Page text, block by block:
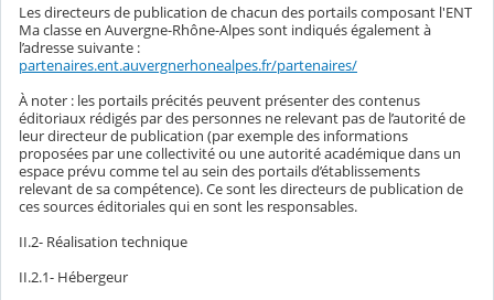
Les directeurs de publication de chacun des portails composant l'ENT
Ma classe en Auvergne-Rhône-Alpes sont indiqués également à
l’adresse suivante :
partenaires.ent.auvergnerhonealpes.fr/partenaires/
À noter : les portails précités peuvent présenter des contenus
éditoriaux rédigés par des personnes ne relevant pas de l’autorité de
leur directeur de publication (par exemple des informations
proposées par une collectivité ou une autorité académique dans un
espace prévu comme tel au sein des portails d’établissements
relevant de sa compétence). Ce sont les directeurs de publication de
ces sources éditoriales qui en sont les responsables.
II.2- Réalisation technique
II.2.1- Hébergeur